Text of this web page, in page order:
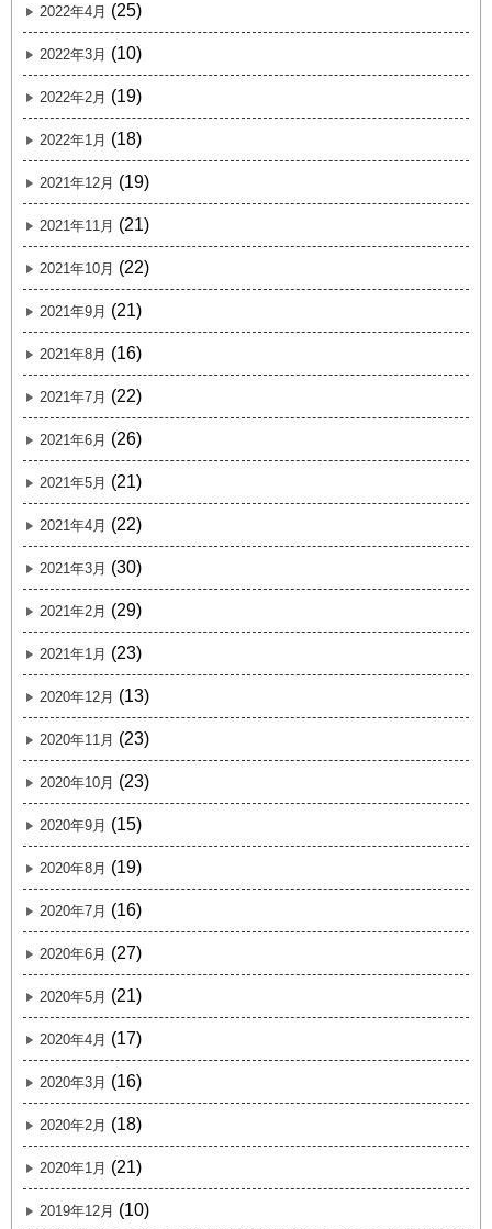
2022年4月 (25)
2022年3月 (10)
2022年2月 (19)
2022年1月 (18)
2021年12月 (19)
2021年11月 (21)
2021年10月 (22)
2021年9月 (21)
2021年8月 (16)
2021年7月 (22)
2021年6月 (26)
2021年5月 (21)
2021年4月 (22)
2021年3月 (30)
2021年2月 (29)
2021年1月 (23)
2020年12月 (13)
2020年11月 (23)
2020年10月 (23)
2020年9月 (15)
2020年8月 (19)
2020年7月 (16)
2020年6月 (27)
2020年5月 (21)
2020年4月 (17)
2020年3月 (16)
2020年2月 (18)
2020年1月 (21)
2019年12月 (10)